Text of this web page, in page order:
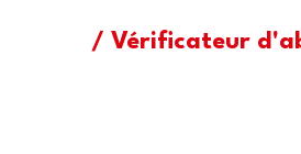
/ Vérificateur